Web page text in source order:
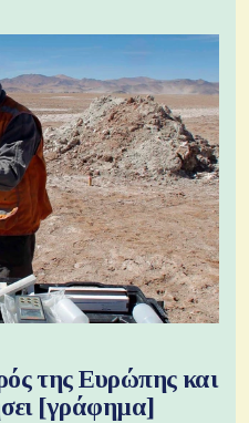
της Ευρώπης και
[γράφημα]